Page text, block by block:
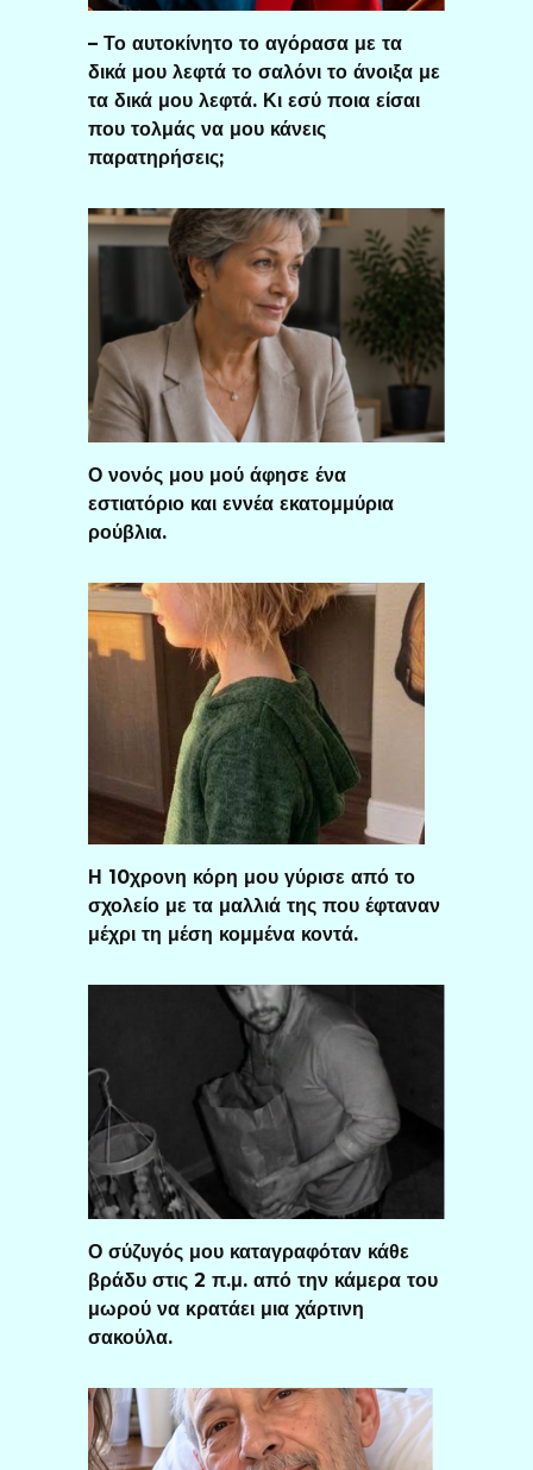
– Το αυτοκίνητο το αγόρασα με τα
δικά μου λεφτά το σαλόνι το άνοιξα με
τα δικά μου λεφτά. Κι εσύ ποια είσαι
που τολμάς να μου κάνεις
παρατηρήσεις;
Ο νονός μου μού άφησε ένα
εστιατόριο και εννέα εκατομμύρια
ρούβλια.
Η 10χρονη κόρη μου γύρισε από το
σχολείο με τα μαλλιά της που έφταναν
μέχρι τη μέση κομμένα κοντά.
Ο σύζυγός μου καταγραφόταν κάθε
βράδυ στις 2 π.μ. από την κάμερα του
μωρού να κρατάει μια χάρτινη
σακούλα.